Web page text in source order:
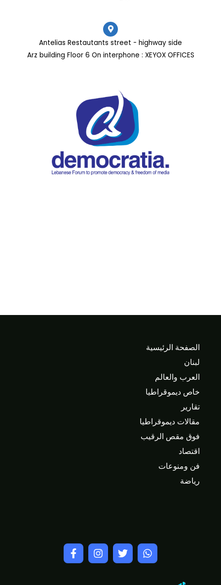
Antelias Restautants street - highway side
Arz building Floor 6 On interphone : XEYOX OFFICES
الصفحة الرئيسية
لبنان
العرب والعالم
خاص ديموقراطيا
تقارير
مقالات ديموقراطيا
فوق مقص الرقيب
اقتصاد
فن ومنوعات
رياضة